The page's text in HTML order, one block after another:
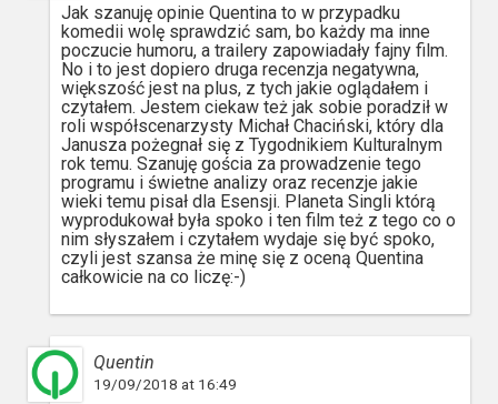
Jak szanuję opinie Quentina to w przypadku
komedii wolę sprawdzić sam, bo każdy ma inne
poczucie humoru, a trailery zapowiadały fajny film.
No i to jest dopiero druga recenzja negatywna,
większość jest na plus, z tych jakie oglądałem i
czytałem. Jestem ciekaw też jak sobie poradził w
roli współscenarzysty Michał Chaciński, który dla
Janusza pożegnał się z Tygodnikiem Kulturalnym
rok temu. Szanuję gościa za prowadzenie tego
programu i świetne analizy oraz recenzje jakie
wieki temu pisał dla Esensji. Planeta Singli którą
wyprodukował była spoko i ten film też z tego co o
nim słyszałem i czytałem wydaje się być spoko,
czyli jest szansa że minę się z oceną Quentina
całkowicie na co liczę:-)
Quentin
19/09/2018 at 16:49